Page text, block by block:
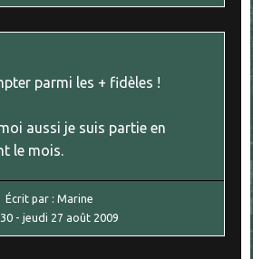
parmi les + fidèles !
aussi je suis partie en
le mois.
Écrit par :Marine
- jeudi 27 août 2009